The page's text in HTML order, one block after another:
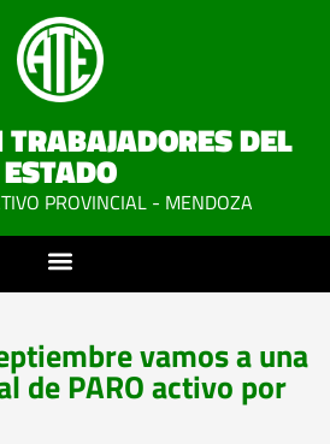
DEL
ESTADO
PROVINCIAL - MENDOZA
vamos a una
de PARO activo por